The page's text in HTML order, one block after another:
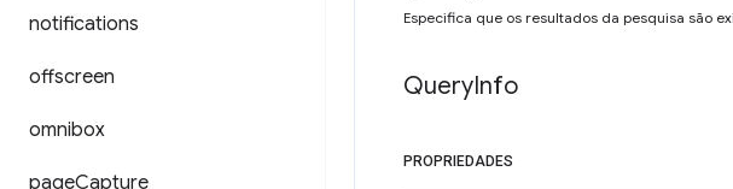
notifications
offscreen
omnibox
pageCapture
Especifica que os resultados da pesquisa são
QueryInfo
PROPRIEDADES